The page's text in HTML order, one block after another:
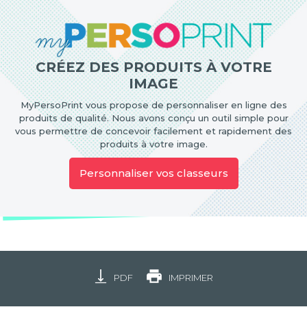
CRÉEZ DES PRODUITS À VOTRE
IMAGE
MyPersoPrint vous propose de personnaliser en ligne des
produits de qualité. Nous avons conçu un outil simple pour
vous permettre de concevoir facilement et rapidement des
produits à votre image.
Personnaliser vos classeurs
PDF IMPRIMER